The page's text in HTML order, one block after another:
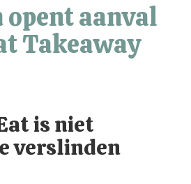
opent aanval
Takeaway
is niet
verslinden